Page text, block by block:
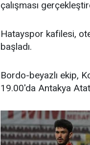
çalışması
Hatayspor kafilesi,
başladı.
Bordo-beyazlı ekip,
19.00'da Antakya